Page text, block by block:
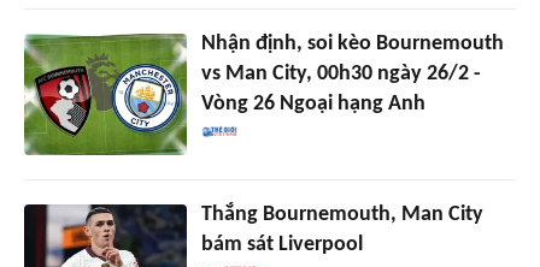
Nhận định, soi kèo Bournemouth
vs Man City, 00h30 ngày 26/2 -
Vòng 26 Ngoại hạng Anh
Thắng Bournemouth, Man City
bám sát Liverpool